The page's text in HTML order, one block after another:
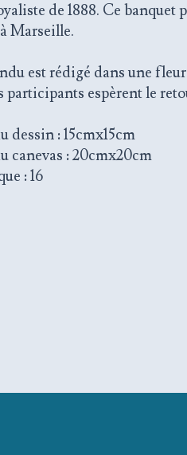
de 1888. Ce
Marseille.
est rédigé dans une
participants espèrent le
dessin : 15cmx15cm
canevas : 20cmx20cm
: 16